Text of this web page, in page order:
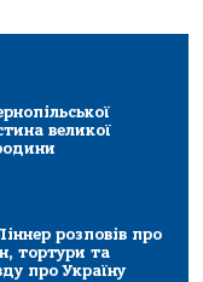
великої
розповів про
тортури та
про Україну